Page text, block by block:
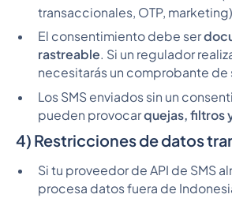
transaccionales, OTP,
El consentimiento debe ser
rastreable. Si un regulador
necesitarás un comprobante de
Los SMS enviados sin un
pueden provocarquejas, filtros
4) Restricciones de datos
Si tu proveedor de API de SMS
procesa datos fuera de